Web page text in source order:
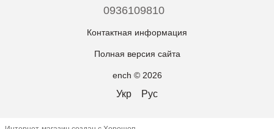
0936109810
Контактная информация
Полная версия сайта
ench © 2026
Укр Рус